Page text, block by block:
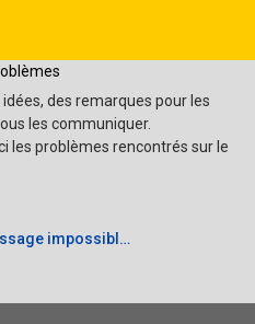
des remarques pour les
les communiquer.
les problèmes rencontrés sur le
impossibl…